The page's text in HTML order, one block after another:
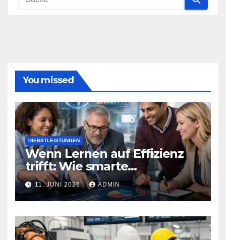
You missed
DIENSTLEISTUNGEN
Wenn Lernen auf Effizienz
trifft: Wie smarte
Technologien Weiterbildung
neu definieren
11. JUNI 2026 ADMIN